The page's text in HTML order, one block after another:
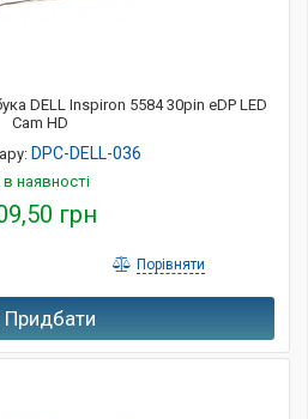
DELL Inspiron 5584 30pin eDP LED
Cam HD
DPC-DELL-036
наявності
грн
Придбати
Порівняти